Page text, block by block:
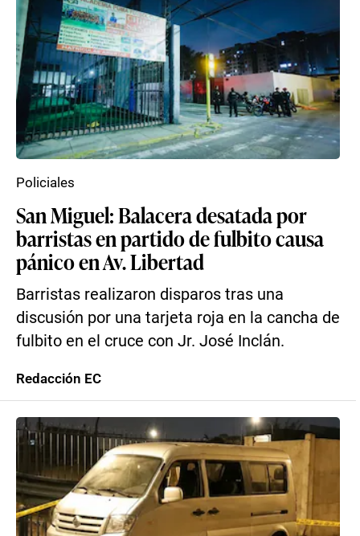
San Miguel: Balacera desatada por
barristas en partido de fulbito causa
pánico en Av. Libertad
Barristas realizaron disparos tras una
discusión por una tarjeta roja en la cancha de
fulbito en el cruce con Jr. José Inclán.
Policiales
Redacción EC